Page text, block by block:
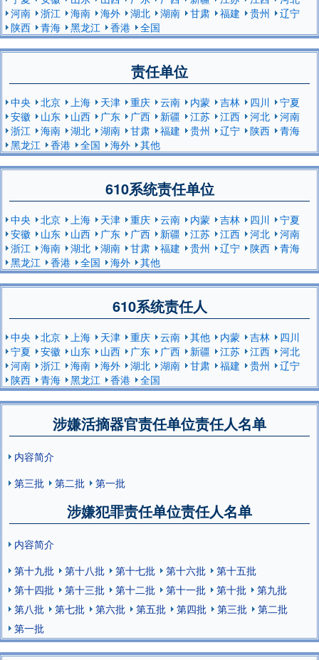
河南
浙江 海南 海外 湖北 湖南 甘肃 福建 贵州
辽宁
陕西
青海 黑龙江 香港 全国
责任单位
中央 北京 上海 天津 重庆 云南 内蒙 吉林 四川
宁夏
安徽
山东 山西 广东 广西 新疆 江苏 江西 河北
河南
浙江
海南 湖北 湖南 甘肃 福建 贵州 辽宁 陕西
青海
黑龙江
香港 全国 海外 其他
610系统责任单位
中央 北京 上海 天津 重庆 云南 内蒙 吉林 四川
宁夏
安徽
山东 山西 广东 广西 新疆 江苏 江西 河北
河南
浙江
海南 湖北 湖南 甘肃 福建 贵州 辽宁 陕西
青海
黑龙江
香港 全国 海外 其他
610系统责任人
中央 北京 上海 天津 重庆 云南 其他 内蒙 吉林
四川
宁夏
安徽 山东 山西 广东 广西 新疆 江苏 江西
河北
河南
浙江 海南 海外 湖北 湖南 甘肃 福建 贵州
辽宁
陕西
青海 黑龙江 香港 全国
涉嫌活摘器官责任单位责任人名单
内容简介
第三批
第二批 第一批
涉嫌犯罪责任单位责任人名单
内容简介
第十九批
第十八批 第十七批 第十六批
第十五批
第十四批
第十三批 第十二批 第十一批 第十批
第九批
第八批
第七批 第六批 第五批 第四批 第三批
第二批
第一批